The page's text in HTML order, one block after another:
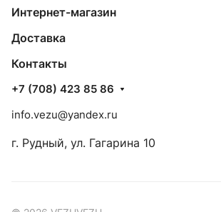
Интернет-магазин
Доставка
Контакты
+7 (708) 423 85 86
info.vezu@yandex.ru
г. Рудный, ул. Гагарина 10